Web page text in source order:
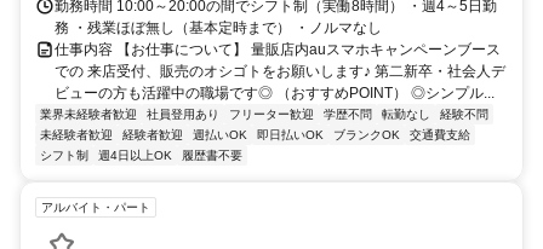
勤務時間 10:00～20:00の間でシフト制（実働8時間） ・週4～5日勤
務 ・残業ほぼ無し（基本定時まで） ・ノルマなし
仕事内容 【お仕事について】 量販店内auスマホキャンペーンブース
での 来店受付、販売のオシゴトをお願いします♪ 第二新卒・社会人デ
ビューの方も活躍中の職場です◎ （おすすめPOINT） ◎シンプル...
業界未経験者歓迎 社員登用あり フリーター歓迎 学歴不問 転勤なし
経験不問
未経験者歓迎
経験者歓迎 週払いOK 即日払いOK ブランクOK
交通費支給
シフト制
週4日以上OK 履歴書不要
アルバイト・パート